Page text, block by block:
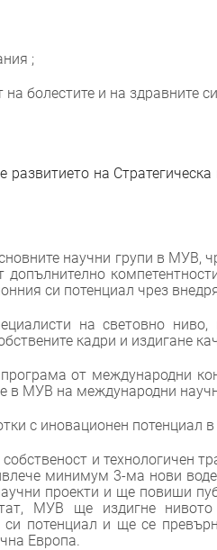
;
болестите и на здравните
на
научни групи в МУВ,
си потенциал чрез
на световно
кадри и издигане
от международни
в МУВ на международни
с иновационен потенциал
и
минимум 3-ма нови
проекти и ще повиши
МУВ ще издигне
потенциал и ще се
Европа.